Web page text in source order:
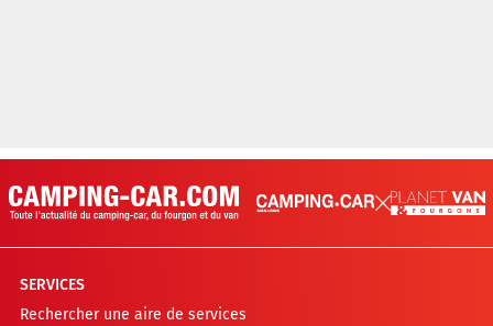
SERVICES
Rechercher une aire de services